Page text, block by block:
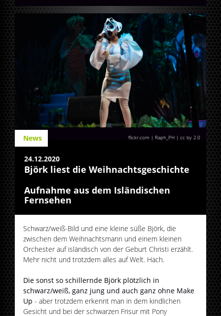
flickr.com | Raph_PH |cc by 2.0
News
24.12.2020
Björk liest die Weihnachtsgeschichte
Aufnahme aus dem Isländischen
Fernsehen
Schwarz/weiß-Bild und eine kleine süße Björk, die
zwischen dem Weihnachtsmann und einem kleinen
Orchester auf isländisch von der Geburt Christi erzählt.
Mehr nicht und trotzdem alles auf Welt. Hach.
Die sonst so schillernde Björk plötzlich in
schwarz/weiß, ganz jung und auch ganz ohne Make
Up- aber trotzdem erkennt man in dem kindlichen
Gesicht und bei der schwarzen Frisur mit Pony